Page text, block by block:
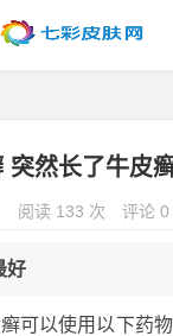
突然长了牛皮
阅读 133 次 评论 0
好
可以使用以下药